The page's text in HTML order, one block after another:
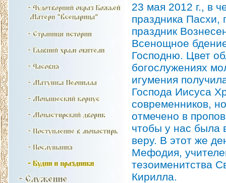
23 мая 2012 г., в
праздника
праздник
Всенощное
Господню. Цвет
богослужениях
игумения
Господа Иисуса
современников,
отмечено в
чтобы у нас была
веру. В этот же
Мефодия,
тезоименитства
Кирилла.